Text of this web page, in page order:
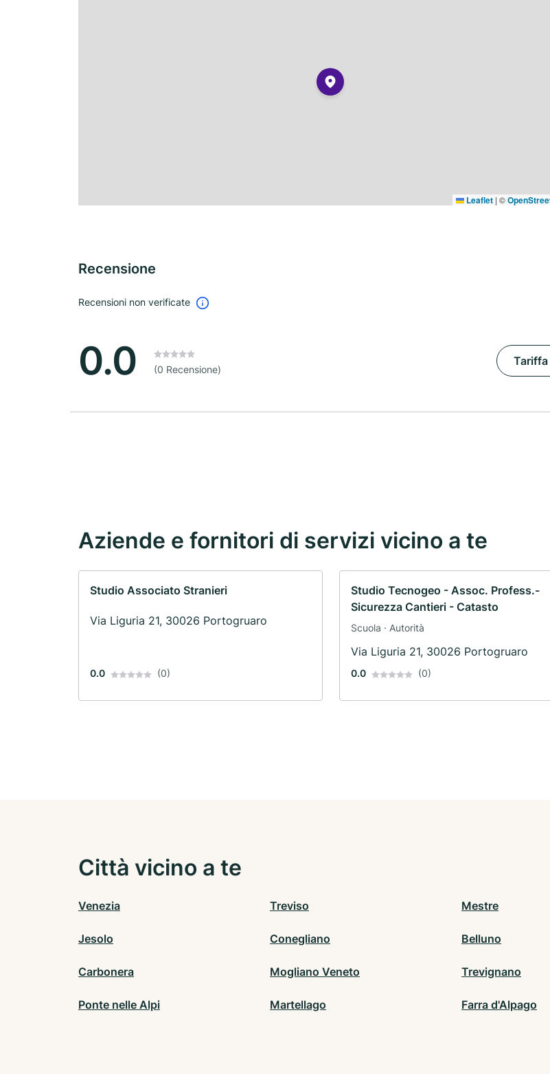
Leaflet | ©
Recensione
Recensioni non verificate
0.0 (0 Recensione)
Tariffa
Aziende e fornitori di servizi vicino a te
Studio Associato Stranieri
Via Liguria 21, 30026 Portogruaro
0.0 (0)
Studio Tecnogeo - Assoc. Profess.-
Sicurezza Cantieri - Catasto
Scuola · Autorità
Via Liguria 21, 30026 Portogruaro
0.0 (0)
Città vicino a te
Venezia Treviso Mestre
Jesolo Conegliano Belluno
Carbonera Mogliano Veneto Trevignano
Ponte nelle Alpi Martellago Farra d'Alpago